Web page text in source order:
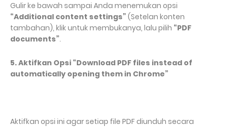
Gulir ke bawah sampai Anda menemukan opsi
“Additional content settings” (Setelan konten
tambahan), klik untuk membukanya, lalu pilih “PDF
documents”.
5. Aktifkan Opsi “Download PDF files instead of
automatically opening them in Chrome”
Aktifkan opsi ini agar setiap file PDF diunduh secara